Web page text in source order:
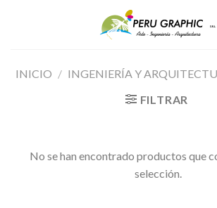
INICIO / INGENIERÍA Y
FILTRAR
No se han encontrado productos que
selección.